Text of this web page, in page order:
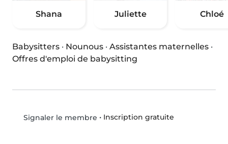
Shana Juliette Chloé
Babysitters · Nounous · Assistantes maternelles ·
Offres d'emploi de babysitting
Signaler le membre • Inscription gratuite